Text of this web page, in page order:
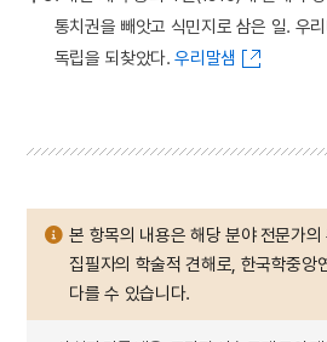
통치권을 빼앗고 식민지로 삼은 일. 우
독립을 되찾았다.우리말샘
본 항목의 내용은 해당 분야 전문가의
집필자의 학술적 견해로, 한국학중앙
다를 수 있습니다.